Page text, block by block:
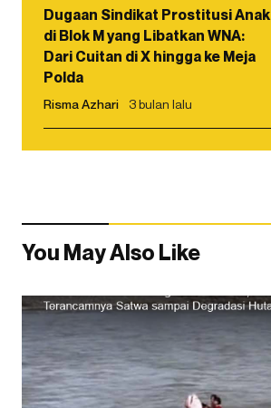
Dugaan Sindikat Prostitusi Anak
di Blok M yang Libatkan WNA:
Dari Cuitan di X hingga ke Meja
Polda
Risma Azhari 3 bulan lalu
You May Also Like